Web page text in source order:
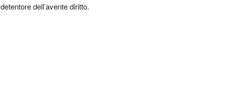
detentore dell’avente diritto.